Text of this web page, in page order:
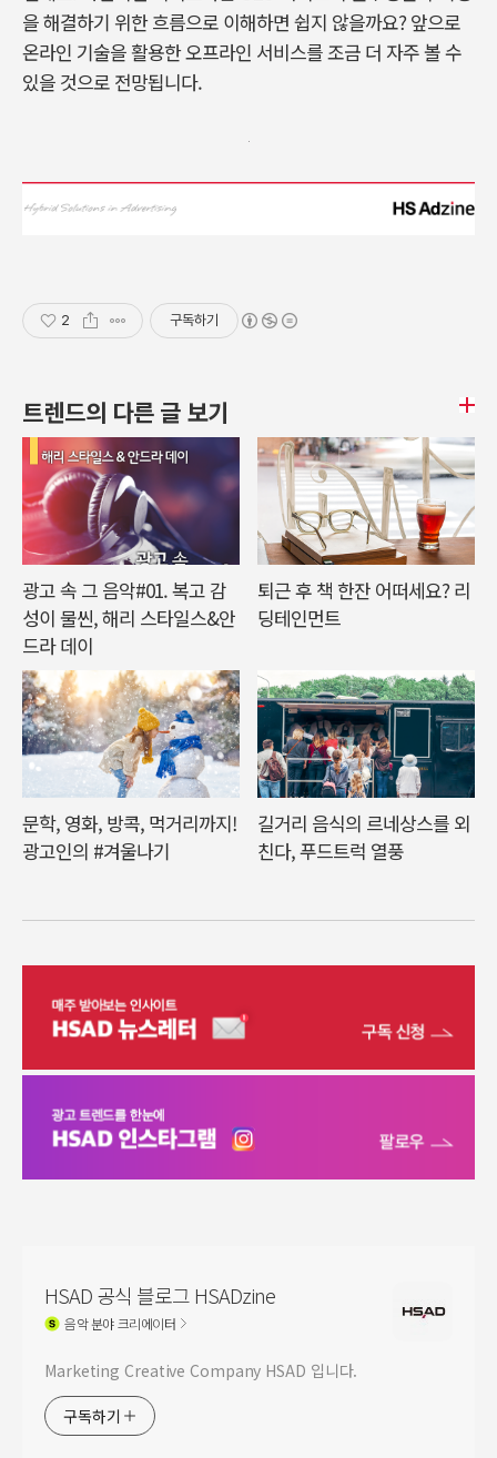
을 해결하기 위한 흐름으로 이해하면 쉽지 않을까요? 앞으로
온라인 기술을 활용한 오프라인 서비스를 조금 더 자주 볼 수
있을 것으로 전망됩니다.
2 구독하기
트렌드의 다른 글 보기
광고 속 그 음악#01. 복고 감
성이 물씬, 해리 스타일스&안
드라 데이
퇴근 후 책 한잔 어떠세요? 리
딩테인먼트
문학, 영화, 방콕, 먹거리까지!
광고인의 #겨울나기
길거리 음식의 르네상스를 외
친다, 푸드트럭 열풍
HSAD 공식 블로그 HSADzine
음악분야 크리에이터
Marketing Creative Company HSAD 입니다.
구독하기